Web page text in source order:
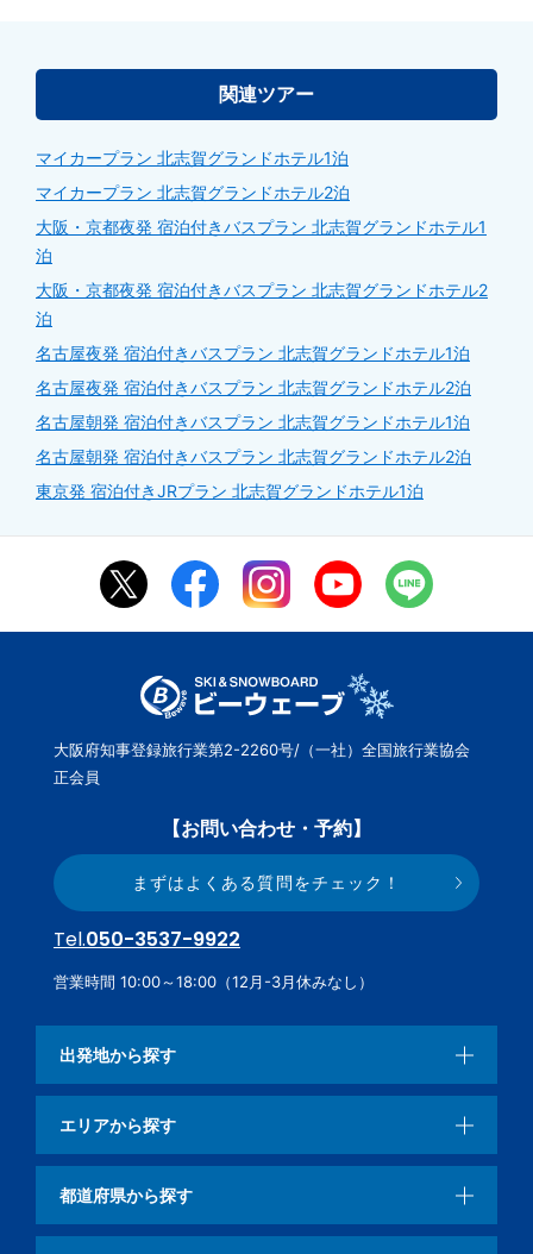
関連ツアー
マイカープラン 北志賀グランドホテル1泊
マイカープラン 北志賀グランドホテル2泊
大阪・京都夜発 宿泊付きバスプラン 北志賀グランドホテル1
泊
大阪・京都夜発 宿泊付きバスプラン 北志賀グランドホテル2
泊
名古屋夜発 宿泊付きバスプラン 北志賀グランドホテル1泊
名古屋夜発 宿泊付きバスプラン 北志賀グランドホテル2泊
名古屋朝発 宿泊付きバスプラン 北志賀グランドホテル1泊
名古屋朝発 宿泊付きバスプラン 北志賀グランドホテル2泊
東京発 宿泊付きJRプラン 北志賀グランドホテル1泊
大阪府知事登録旅行業第2-2260号/（一社）全国旅行業協会
正会員
【お問い合わせ・予約】
まずはよくある質問をチェック！
Tel.050-3537-9922
営業時間 10:00～18:00（12月-3月休みなし）
出発地から探す
エリアから探す
都道府県から探す